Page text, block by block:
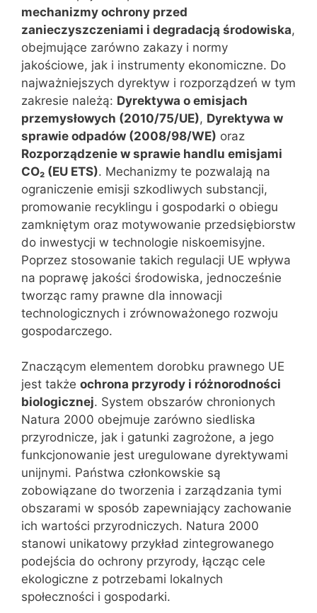
mechanizmy ochrony przed
zanieczyszczeniami i degradacją środowiska,
obejmujące zarówno zakazy i normy
jakościowe, jak i instrumenty ekonomiczne. Do
najważniejszych dyrektyw i rozporządzeń w tym
zakresie należą: Dyrektywa o emisjach
przemysłowych (2010/75/UE), Dyrektywa w
sprawie odpadów (2008/98/WE) oraz
Rozporządzenie w sprawie handlu emisjami
CO₂ (EU ETS). Mechanizmy te pozwalają na
ograniczenie emisji szkodliwych substancji,
promowanie recyklingu i gospodarki o obiegu
zamkniętym oraz motywowanie przedsiębiorstw
do inwestycji w technologie niskoemisyjne.
Poprzez stosowanie takich regulacji UE wpływa
na poprawę jakości środowiska, jednocześnie
tworząc ramy prawne dla innowacji
technologicznych i zrównoważonego rozwoju
gospodarczego.
Znaczącym elementem dorobku prawnego UE
jest także ochrona przyrody i różnorodności
biologicznej. System obszarów chronionych
Natura 2000 obejmuje zarówno siedliska
przyrodnicze, jak i gatunki zagrożone, a jego
funkcjonowanie jest uregulowane dyrektywami
unijnymi. Państwa członkowskie są
zobowiązane do tworzenia i zarządzania tymi
obszarami w sposób zapewniający zachowanie
ich wartości przyrodniczych. Natura 2000
stanowi unikatowy przykład zintegrowanego
podejścia do ochrony przyrody, łącząc cele
ekologiczne z potrzebami lokalnych
społeczności i gospodarki.